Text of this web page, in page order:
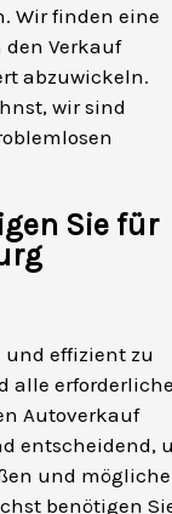
Wir finden eine
Verkauf
abzuwickeln.
wir sind
Sie für
und effizient zu
alle
Autoverkauf
entscheidend,
und mögliche
benötigen